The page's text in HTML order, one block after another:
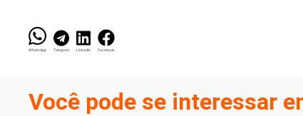
WhatsApp Telegram LinkedIn Facebook
Você pode se interessar